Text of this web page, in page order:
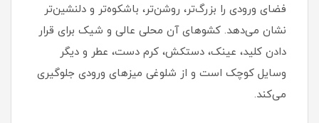
فضای ورودی را بزرگ‌تر، روشن‌تر، باشکوه‌تر و دلنشین‌تر
نشان می‌دهد. کشوهای آن محلی عالی و شیک برای قرار
دادن کلید، عینک، دستکش، کرم دست، عطر و دیگر
وسایل کوچک است و از شلوغی میزهای ورودی جلوگیری
می‌کند.